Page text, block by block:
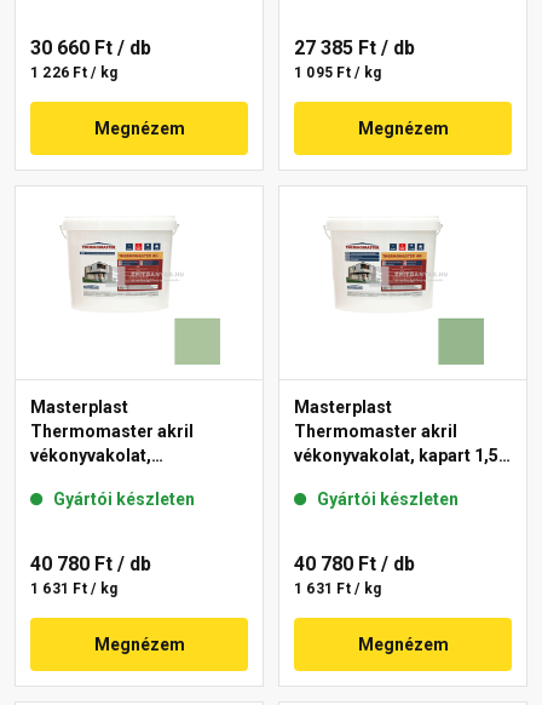
30 660 Ft / db
1 226 Ft / kg
Megnézem
27 385 Ft / db
1 095 Ft / kg
Megnézem
Masterplast
Thermomaster akril
vékonyvakolat,
41-C 25 kg
Gyártói készleten
40 780 Ft / db
1 631 Ft / kg
Megnézem
Masterplast
Thermomaster akril
vékonyvakolat, kapart 1,5
Gyártói készleten
40 780 Ft / db
1 631 Ft / kg
Megnézem